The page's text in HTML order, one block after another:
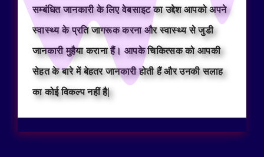
सम्बंधित जानकारी के लिए वेबसाइट का उद्देश आपको अपने
स्वास्थ्य के प्रति जागरूक करना और स्वास्थ्य से जुडी
जानकारी मुहैया कराना हैं। आपके चिकित्सक को आपकी
सेहत के बारे में बेहतर जानकारी होती हैं और उनकी सलाह
का कोई विकल्प नहीं है|